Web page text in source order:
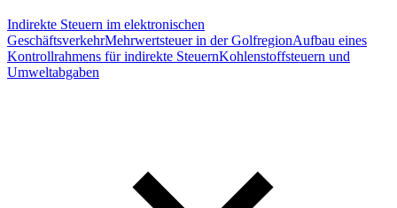
Indirekte Steuern im elektronischen
GeschäftsverkehrMehrwertsteuer in der GolfregionAufbau eines
Kontrollrahmens für indirekte SteuernKohlenstoffsteuern und
Umweltabgaben